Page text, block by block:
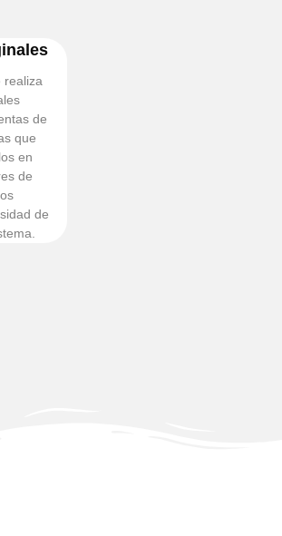
realiza
de
que
en
de
de